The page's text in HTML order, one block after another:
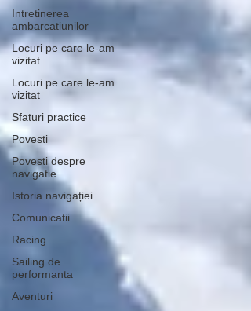
Intretinerea
ambarcatiunilor
Locuri pe care le-am
vizitat
Locuri pe care le-am
vizitat
Sfaturi practice
Povesti
Povesti despre
navigatie
Istoria navigației
Comunicatii
Racing
Sailing de
performanta
Aventuri